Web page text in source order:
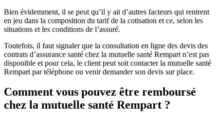
Bien évidemment, il se peut qu’il y ait d’autres facteurs qui rentrent
en jeu dans la composition du tarif de la cotisation et ce, selon les
situations et les conditions de l’assuré.
Toutefois, il faut signaler que la consultation en ligne des devis des
contrats d’assurance santé chez la mutuelle santé Rempart n’est pas
disponible et pour cela, le client peut soit contacter la mutuelle santé
Rempart par téléphone ou venir demander son devis sur place.
Comment vous pouvez être remboursé
chez la mutuelle santé Rempart ?